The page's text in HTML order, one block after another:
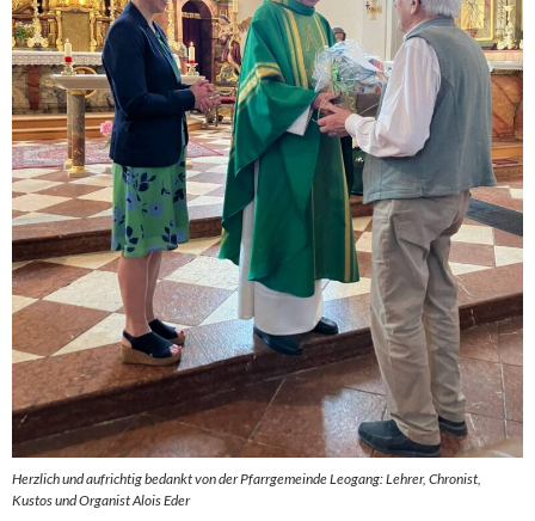
Herzlich und aufrichtig bedankt von der Pfarrgemeinde Leogang: Lehrer, Chronist,
Kustos und Organist Alois Eder